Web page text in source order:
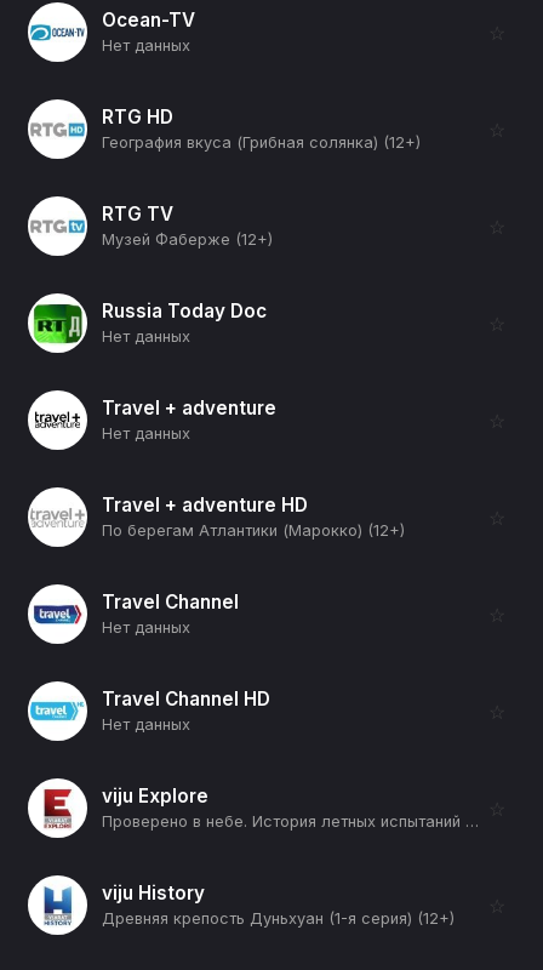
Ocean-TV
Нет данных
☆
RTG HD
География вкуса (Грибная солянка) (12+)
☆
RTG TV
Музей Фаберже (12+)
☆
Russia Today Doc
Нет данных
☆
Travel + adventure
Нет данных
☆
Travel + adventure HD
По берегам Атлантики (Марокко) (12+)
☆
Travel Channel
Нет данных
☆
Travel Channel HD
Нет данных
☆
viju Explore
Проверено в небе. История летных испытаний (4-я серия) (12+)
☆
viju History
Древняя крепость Дуньхуан (1-я серия) (12+)
☆